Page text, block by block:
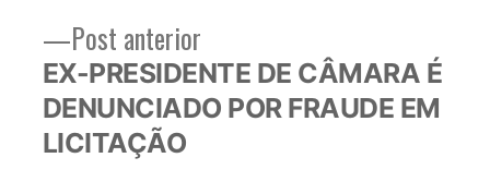
Post anteriorPost
anterior:
EX-PRESIDENTE DE CÂMARA É
DENUNCIADO POR FRAUDE EM
LICITAÇÃO